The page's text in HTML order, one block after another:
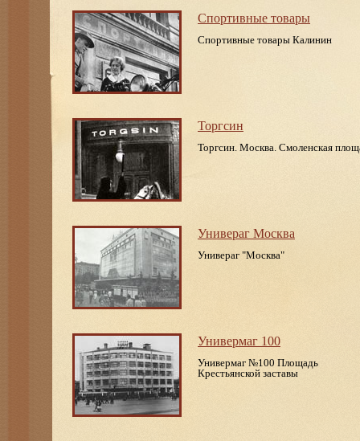
Спортивные товары
Спортивные товары Калинин
Торгсин
Торгсин. Москва. Смоленская
Универаг Москва
Универаг "Москва"
Универмаг 100
Универмаг №100 Площадь
Крестьянской заставы